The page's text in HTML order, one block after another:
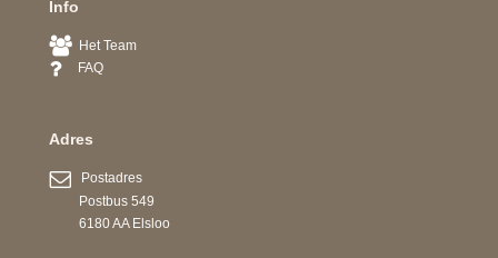
Info
Het Team
FAQ
Adres
Postadres
Postbus 549
6180 AA Elsloo